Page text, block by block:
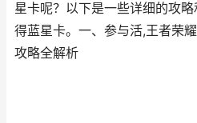
星卡呢？以下是一些详细的攻
得蓝星卡。一、参与活,王者荣
攻略全解析